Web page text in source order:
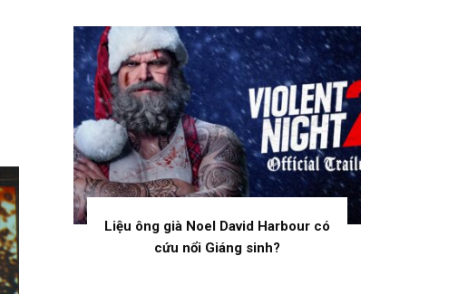
Liệu ông già Noel David Harbour có
cứu nổi Giáng sinh?